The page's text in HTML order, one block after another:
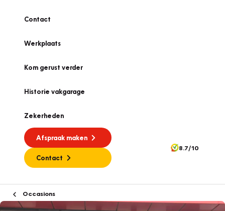
Contact
Werkplaats
Kom gerust verder
Historie vakgarage
Zekerheden
Afspraak maken
Contact
8.7/10
Occasions